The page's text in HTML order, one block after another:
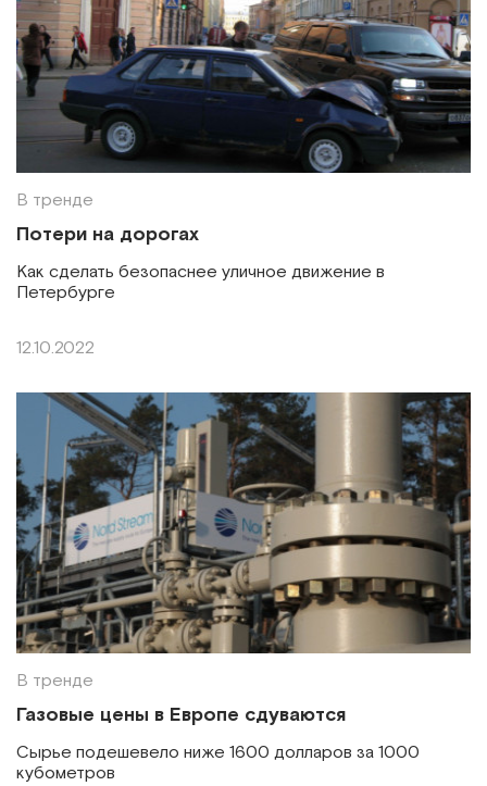
В тренде
Потери на дорогах
Как сделать безопаснее уличное движение в
Петербурге
12.10.2022
В тренде
Газовые цены в Европе сдуваются
Сырье подешевело ниже 1600 долларов за 1000
кубометров